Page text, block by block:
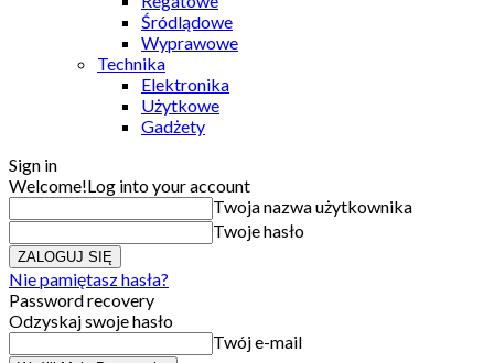
Śródlądowe
Wyprawowe
Technika
Elektronika
Użytkowe
Gadżety
Sign in
Welcome!Log into your account
Twoja nazwa użytkownika
Twoje hasło
Nie pamiętasz hasła?
Password recovery
Odzyskaj swoje hasło
Twój e-mail